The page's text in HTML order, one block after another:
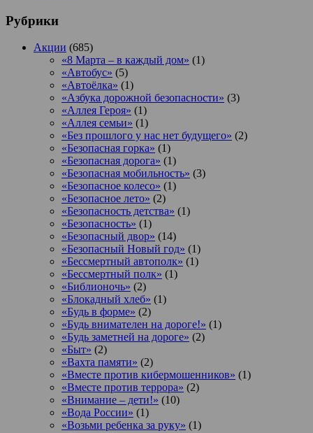
Рубрики
Акции (685)
«8 Марта – в каждый дом» (1)
«Автобус» (5)
«Автоёлка» (1)
«Азбука дорожной безопасности» (3)
«Аллея Героя» (1)
«Аллея семьи» (1)
«Без прошлого у нас нет будущего» (2)
«Безопасная горка» (1)
«Безопасная дорога» (1)
«Безопасная мобильность» (3)
«Безопасное колесо» (1)
«Безопасное лето» (2)
«Безопасность детства» (1)
«Безопасность» (1)
«Безопасный двор» (14)
«Безопасный Новый год» (1)
«Бессмертный автополк» (1)
«Бессмертный полк» (1)
«Библионочь» (2)
«Блокадный хлеб» (1)
«Будь в форме» (2)
«Будь внимателен на дороге!» (1)
«Будь заметней на дороге» (2)
«Быт» (2)
«Вахта памяти» (2)
«Вместе против кибермошенников» (1)
«Вместе против террора» (2)
«Внимание – дети!» (10)
«Вода России» (1)
«Возьми ребенка за руку» (1)